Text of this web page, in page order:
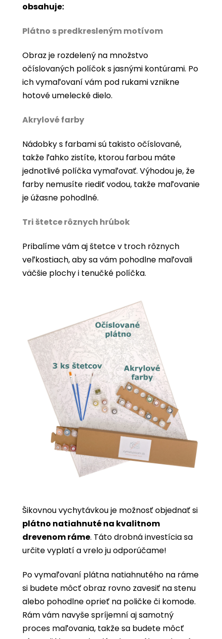
obsahuje:
Plátno s predkresleným motívom
Obraz je rozdelený na množstvo
očíslovaných políčok s jasnými kontúrami. Po
ich vymaľovaní vám pod rukami vznikne
hotové umelecké dielo.
Akrylové farby
Nádobky s farbami sú takisto očíslované,
takže ľahko zistíte, ktorou farbou máte
jednotlivé políčka vymaľovať. Výhodou je, že
farby nemusíte riediť vodou, takže maľovanie
je úžasne pohodlné.
Tri štetce rôznych hrúbok
Pribalíme vám aj štetce v troch rôznych
veľkostiach, aby sa vám pohodlne maľovali
väčšie plochy i tenučké políčka.
Šikovnou vychytávkou je možnosť objednať si
plátno natiahnuté na kvalitnom
drevenom ráme. Táto drobná investícia sa
určite vyplatí a vrelo ju odporúčame!
Po vymaľovaní plátna natiahnutého na ráme
si budete môcť obraz rovno zavesiť na stenu
alebo pohodlne oprieť na poličke či komode.
Rám vám navyše spríjemní aj samotný
proces maľovania, takže sa budete môcť